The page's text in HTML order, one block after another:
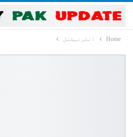
Home انٹرنیشنل